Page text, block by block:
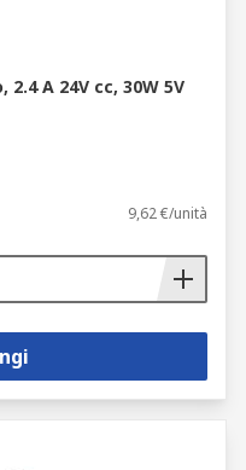
A 24V cc, 30W 5V
9,62 €/unità